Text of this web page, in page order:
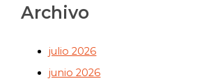
Archivo
julio 2026
junio 2026